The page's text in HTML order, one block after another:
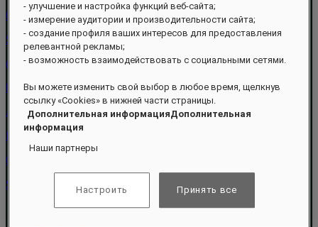
0000 Victoria
Seychelles
(248) 429-6000
bookus.praslin@raffles.com
Anse Takamaka
Praslin
0000 Victoria
Seychelles
Book your stay
- улучшение и настройка функций веб-сайта;
- измерение аудитории и производительности сайта;
- создание профиля ваших интересов для предоставления
релевантной рекламы;
- возможность взаимодействовать с социальными сетями.
Вы можете изменить свой выбор в любое время, щелкнув
ссылку «Cookies» в нижней части страницы.
Дополнительная информацияДополнительная
информация
Наши партнеры
Настроить Принять все